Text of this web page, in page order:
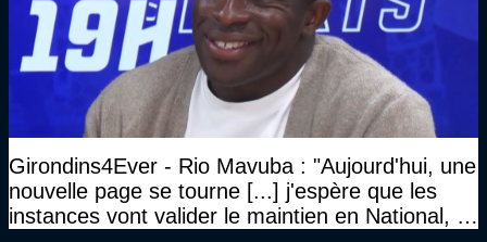
Girondins4Ever - Rio Mavuba : "Aujourd'hui, une
nouvelle page se tourne [...] j'espère que les
instances vont valider le maintien en National, et